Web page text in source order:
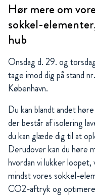
Hør mere om
sokkel-
hub
Onsdag d. 29. og
tage imod dig på stand
København.
Du kan blandt andet
der består af isolering
du kan glæde dig til at
Derudover kan du høre
hvordan vi lukker
mindst vores sokkel-
CO2-aftryk og